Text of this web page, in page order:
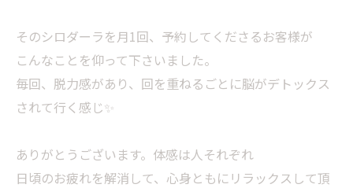
そのシロダーラを月1回、予約してくださるお客様が
こんなことを仰って下さいました。
毎回、脱力感があり、回を重ねるごとに脳がデトックス
されて行く感じ✨
ありがとうございます。体感は人それぞれ
日頃のお疲れを解消して、心身ともにリラックスして頂